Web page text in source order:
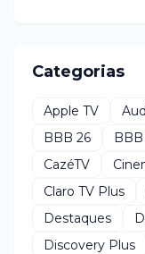
Categorias
Apple TV
BBB 26
CazéTV
Claro TV Plus
Destaques
Discovery Plus